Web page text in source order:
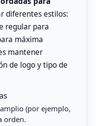
diferentes estilos:
regular para
máxima
mantener
de logo y tipo de
(por ejemplo,
orden.